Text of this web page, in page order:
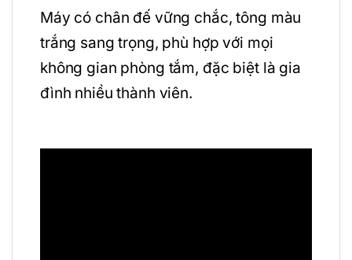
Máy có chân đế vững chắc, tông màu
trắng sang trọng, phù hợp với mọi
không gian phòng tắm, đặc biệt là gia
đình nhiều thành viên.